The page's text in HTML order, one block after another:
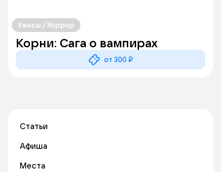
Ужасы / Хоррор
Корни: Сага о вампирах
от 300 ₽
Статьи
Афиша
Места